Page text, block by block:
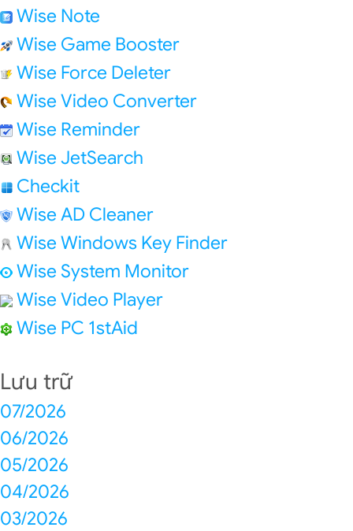
Wise Note
Wise Game Booster
Wise Force Deleter
Wise Video Converter
Wise Reminder
Wise JetSearch
Checkit
Wise AD Cleaner
Wise Windows Key Finder
Wise System Monitor
Wise Video Player
Wise PC 1stAid
Lưu trữ
07/2026
06/2026
05/2026
04/2026
03/2026